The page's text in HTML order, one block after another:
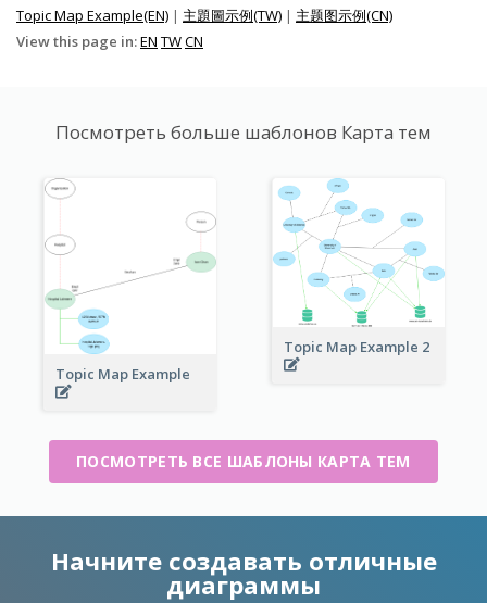
Topic Map Example(EN) | 主題圖示例(TW) | 主题图示例(CN)
View this page in:EN TWCN
Посмотреть больше шаблонов Карта тем
Topic Map Example
Topic Map Example 2
ПОСМОТРЕТЬ ВСЕ ШАБЛОНЫ КАРТА ТЕМ
Начните создавать отличные
диаграммы